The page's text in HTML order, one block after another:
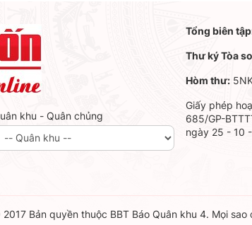
khu - Quân chủng
Tổng biên
Thư ký Tòa
Hòm thư:
Giấy phép
685/GP-
ngày 25 - 10
Bản quyền thuộc BBT Báo Quân khu 4. Mọi